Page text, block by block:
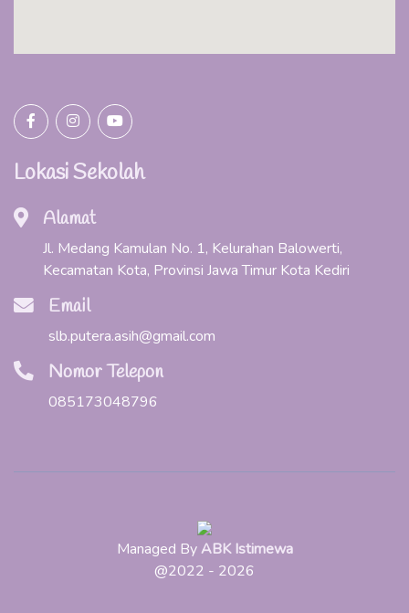
Lokasi Sekolah
Alamat
Jl. Medang Kamulan No. 1, Kelurahan Balowerti,
Kecamatan Kota, Provinsi Jawa Timur Kota Kediri
Email
slb.putera.asih@gmail.com
Nomor Telepon
085173048796
Managed By ABK Istimewa
@2022 - 2026